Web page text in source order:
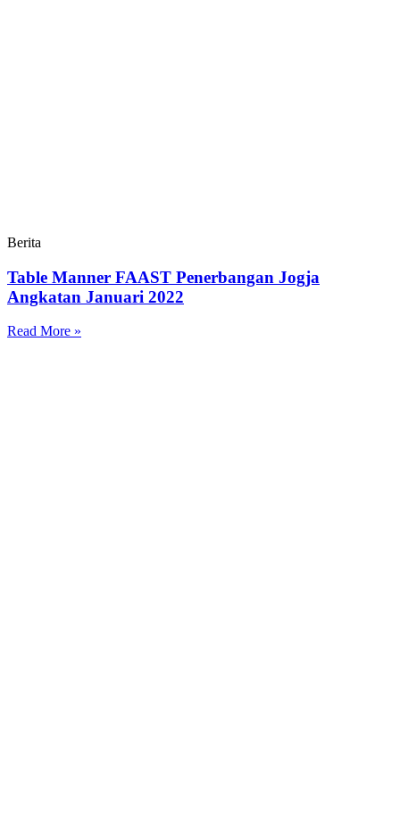
Berita
Table Manner FAAST Penerbangan Jogja
Angkatan Januari 2022
Read More »